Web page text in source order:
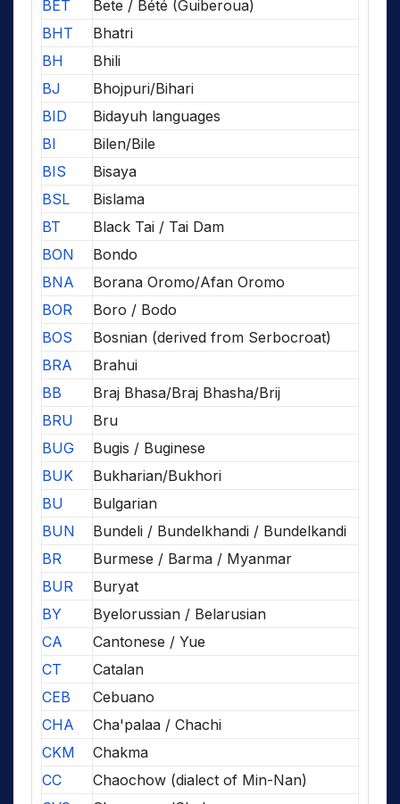
BET
Bete / Bété (Guiberoua)
BHT
Bhatri
BH
Bhili
BJ
Bhojpuri/Bihari
BID
Bidayuh languages
BI
Bilen/Bile
BIS
Bisaya
BSL
Bislama
BT
Black Tai / Tai Dam
BON
Bondo
BNA
Borana Oromo/Afan Oromo
BOR
Boro / Bodo
BOS
Bosnian (derived from Serbocroat)
BRA
Brahui
BB
Braj Bhasa/Braj Bhasha/Brij
BRU
Bru
BUG
Bugis / Buginese
BUK
Bukharian/Bukhori
BU
Bulgarian
BUN
Bundeli / Bundelkhandi / Bundelkandi
BR
Burmese / Barma / Myanmar
BUR
Buryat
BY
Byelorussian / Belarusian
CA
Cantonese / Yue
CT
Catalan
CEB
Cebuano
CHA
Cha'palaa / Chachi
CKM
Chakma
CC
Chaochow (dialect of Min-Nan)